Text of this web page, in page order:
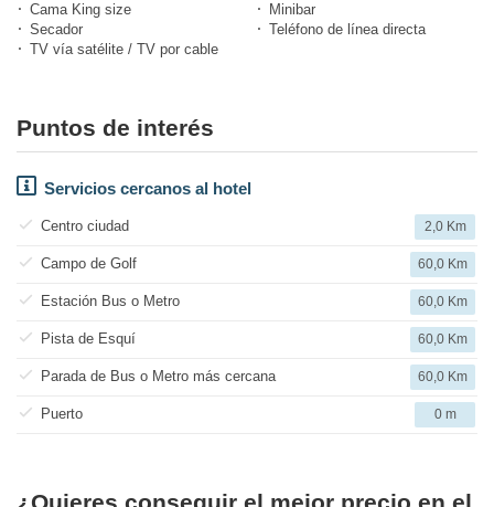
Cama King size
Minibar
Secador
Teléfono de línea directa
TV vía satélite / TV por cable
Puntos de interés
Servicios cercanos al hotel
Centro ciudad 2,0 Km
Campo de Golf 60,0 Km
Estación Bus o Metro 60,0 Km
Pista de Esquí 60,0 Km
Parada de Bus o Metro más cercana 60,0 Km
Puerto 0 m